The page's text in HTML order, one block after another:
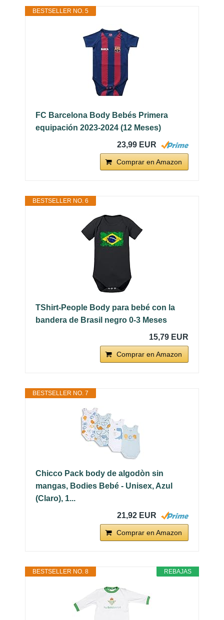
BESTSELLER NO. 5
FC Barcelona Body Bebés Primera
equipación 2023-2024 (12 Meses)
23,99 EUR
Comprar en Amazon
BESTSELLER NO. 6
TShirt-People Body para bebé con la
bandera de Brasil negro 0-3 Meses
15,79 EUR
Comprar en Amazon
BESTSELLER NO. 7
Chicco Pack body de algodòn sin
mangas, Bodies Bebé - Unisex, Azul
(Claro), 1...
21,92 EUR
Comprar en Amazon
REBAJAS
BESTSELLER NO. 8